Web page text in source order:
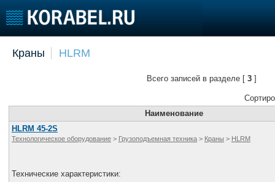
Репутация
Работа
Журнал
Доска объявлений
Оборудование
Материалы
Личности
Краны HLRM
Всего записей в разделе [ 3]
Наименование
HLRM 45-2S
Технологическое оборудование > Грузоподъемная техника > Краны > HLRM
Технические характеристики: